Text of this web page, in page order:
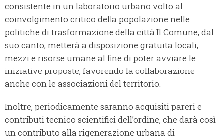
consistente in un laboratorio urbano volto al
coinvolgimento critico della popolazione nelle
politiche di trasformazione della città.Il Comune, dal
suo canto, metterà a disposizione gratuita locali,
mezzi e risorse umane al fine di poter avviare le
iniziative proposte, favorendo la collaborazione
anche con le associazioni del territorio.
Inoltre, periodicamente saranno acquisiti pareri e
contributi tecnico scientifici dell’ordine, che darà così
un contributo alla rigenerazione urbana di